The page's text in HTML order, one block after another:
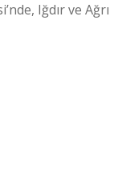
Iğdır ve Ağrı